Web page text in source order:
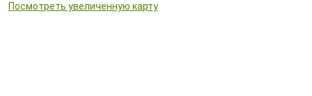
Посмотреть увеличенную карту